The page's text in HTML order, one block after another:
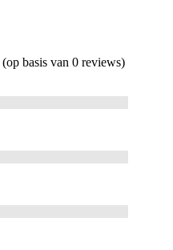
basis van 0 reviews)